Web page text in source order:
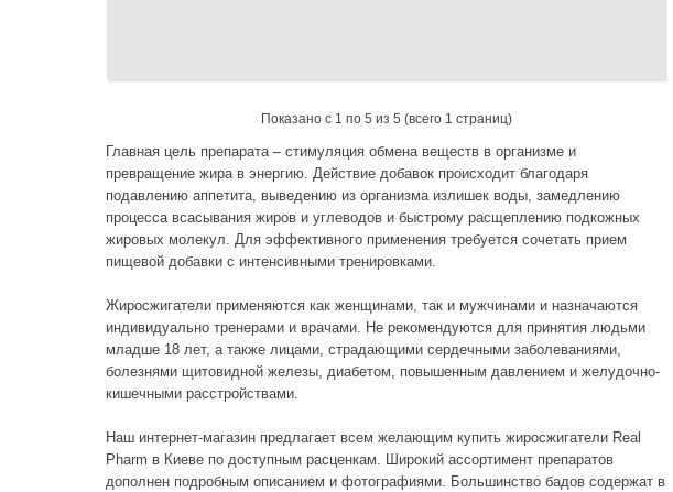
Показано с 1 по 5 из 5 (всего 1 страниц)
Главная цель препарата – стимуляция обмена веществ в организме и
превращение жира в энергию. Действие добавок происходит благодаря
подавлению аппетита, выведению из организма излишек воды, замедлению
процесса всасывания жиров и углеводов и быстрому расщеплению подкожных
жировых молекул. Для эффективного применения требуется сочетать прием
пищевой добавки с интенсивными тренировками.
Жиросжигатели применяются как женщинами, так и мужчинами и назначаются
индивидуально тренерами и врачами. Не рекомендуются для принятия людьми
младше 18 лет, а также лицами, страдающими сердечными заболеваниями,
болезнями щитовидной железы, диабетом, повышенным давлением и желудочно-
кишечными расстройствами.
Наш интернет-магазин предлагает всем желающим купить жиросжигатели Real
Pharm в Киеве по доступным расценкам. Широкий ассортимент препаратов
дополнен подробным описанием и фотографиями. Большинство бадов содержат в